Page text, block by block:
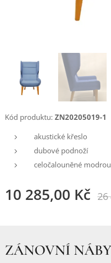
Kód produktu: ZN20205019-1
akustické křeslo
dubové podnoží
celočalouněné
10 285,00 Kč 26
ZÁNOVNÍ